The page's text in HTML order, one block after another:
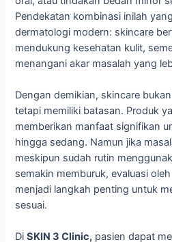
Pendekatan kombinasi inilah
dermatologi modern: skincare
mendukung kesehatan kulit,
menangani akar masalah yang
Dengan demikian, skincare
tetapi memiliki batasan. Produk
memberikan manfaat signifikan
hingga sedang. Namun jika
meskipun sudah rutin
semakin memburuk, evaluasi
menjadi langkah penting untuk
sesuai.
DiSKIN 3 Clinic, pasien dapat